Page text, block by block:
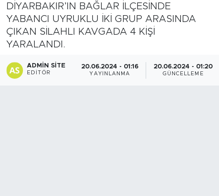
DİYARBAKIR’IN BAĞLAR İLÇESİNDE
YABANCI UYRUKLU İKİ GRUP ARASINDA
ÇIKAN SİLAHLI KAVGADA 4 KİŞİ
YARALANDI.
ADMIN SITE
EDITÖR
20.06.2024 - 01:16
YAYINLANMA
20.06.2024 - 01:20
GÜNCELLEME
Yayladere-Yedisu
MD Prestij Dergisi
Son Dakika Haberleri
Haber Arşivi